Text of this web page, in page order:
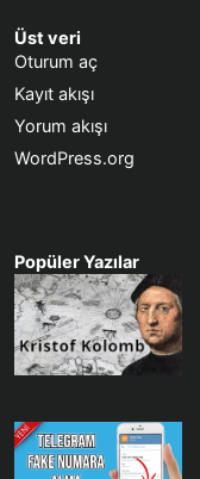
Üst veri
Oturum aç
Kayıt akışı
Yorum akışı
WordPress.org
Popüler Yazılar